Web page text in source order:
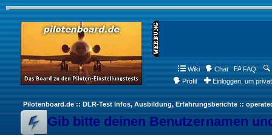
Wiki Chat FAQ
Profil
Einloggen, um
Pilotenboard.de :: DLR-Test Infos, Ausbildung, Erfahrungsberichte ::
Gib bitte deinen Benutzernamen